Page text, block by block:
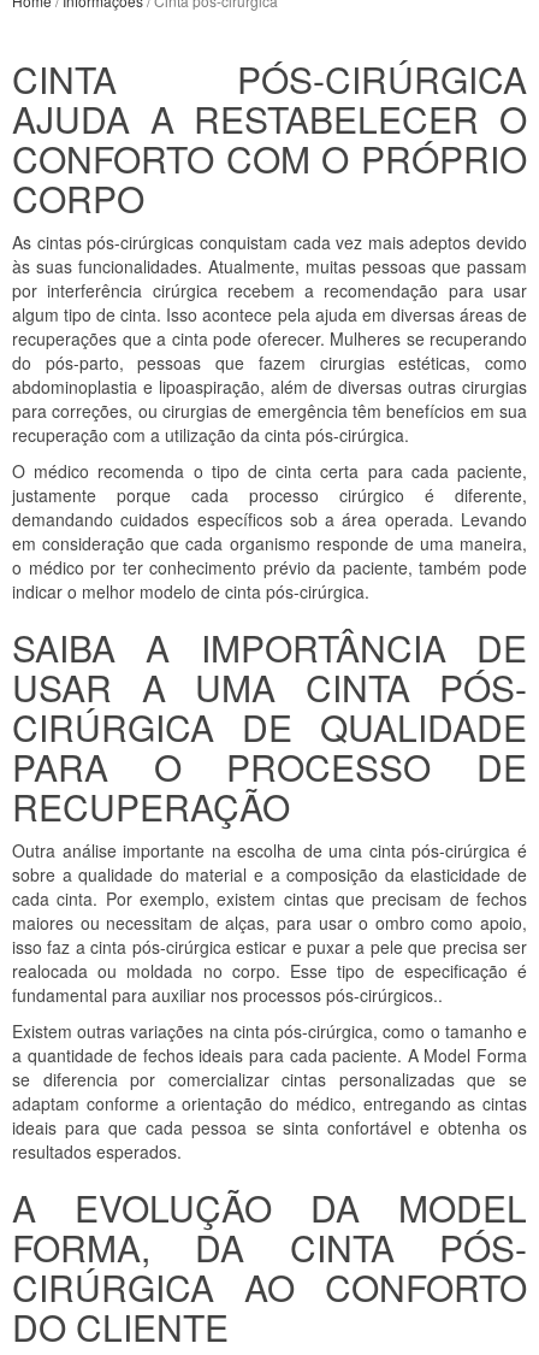
CINTA PÓS-CIRÚRGICA
AJUDA A RESTABELECER O
CONFORTO COM O PRÓPRIO
CORPO
As cintas pós-cirúrgicas conquistam cada vez mais adeptos devido
às suas funcionalidades. Atualmente, muitas pessoas que passam
por interferência cirúrgica recebem a recomendação para usar
algum tipo de cinta. Isso acontece pela ajuda em diversas áreas de
recuperações que a cinta pode oferecer. Mulheres se recuperando
do pós-parto, pessoas que fazem cirurgias estéticas, como
abdominoplastia e lipoaspiração, além de diversas outras cirurgias
para correções, ou cirurgias de emergência têm benefícios em sua
recuperação com a utilização da cinta pós-cirúrgica.
O médico recomenda o tipo de cinta certa para cada paciente,
justamente porque cada processo cirúrgico é diferente,
demandando cuidados específicos sob a área operada. Levando
em consideração que cada organismo responde de uma maneira,
o médico por ter conhecimento prévio da paciente, também pode
indicar o melhor modelo de cinta pós-cirúrgica.
SAIBA A IMPORTÂNCIA DE
USAR A UMA CINTA PÓS-
CIRÚRGICA DE QUALIDADE
PARA O PROCESSO DE
RECUPERAÇÃO
Outra análise importante na escolha de uma cinta pós-cirúrgica é
sobre a qualidade do material e a composição da elasticidade de
cada cinta. Por exemplo, existem cintas que precisam de fechos
maiores ou necessitam de alças, para usar o ombro como apoio,
isso faz a cinta pós-cirúrgica esticar e puxar a pele que precisa ser
realocada ou moldada no corpo. Esse tipo de especificação é
fundamental para auxiliar nos processos pós-cirúrgicos..
Existem outras variações na cinta pós-cirúrgica, como o tamanho e
a quantidade de fechos ideais para cada paciente. A Model Forma
se diferencia por comercializar cintas personalizadas que se
adaptam conforme a orientação do médico, entregando as cintas
ideais para que cada pessoa se sinta confortável e obtenha os
resultados esperados.
A EVOLUÇÃO DA MODEL
FORMA, DA CINTA PÓS-
CIRÚRGICA AO CONFORTO
DO CLIENTE